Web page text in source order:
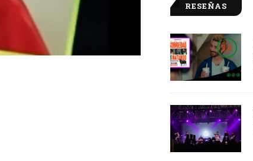
RESEÑAS
9.0